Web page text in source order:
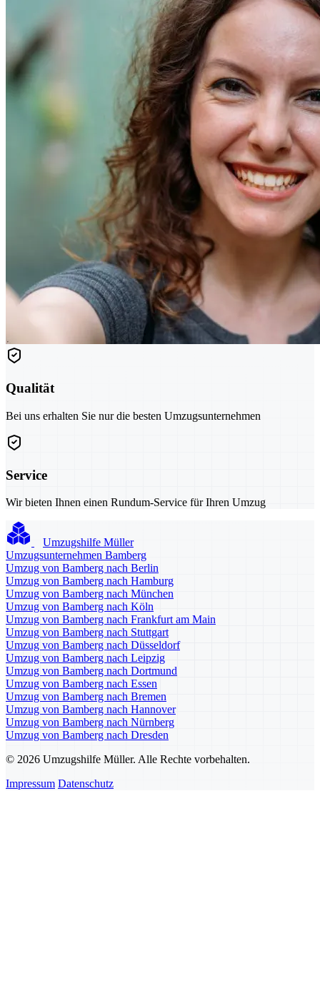
Qualität
Bei uns erhalten Sie nur die besten Umzugsunternehmen
Service
Wir bieten Ihnen einen Rundum-Service für Ihren Umzug
Umzugshilfe Müller
Umzugsunternehmen Bamberg
Umzug von Bamberg nach Berlin
Umzug von Bamberg nach Hamburg
Umzug von Bamberg nach München
Umzug von Bamberg nach Köln
Umzug von Bamberg nach Frankfurt am Main
Umzug von Bamberg nach Stuttgart
Umzug von Bamberg nach Düsseldorf
Umzug von Bamberg nach Leipzig
Umzug von Bamberg nach Dortmund
Umzug von Bamberg nach Essen
Umzug von Bamberg nach Bremen
Umzug von Bamberg nach Hannover
Umzug von Bamberg nach Nürnberg
Umzug von Bamberg nach Dresden
© 2026 Umzugshilfe Müller. Alle Rechte vorbehalten.
Impressum Datenschutz